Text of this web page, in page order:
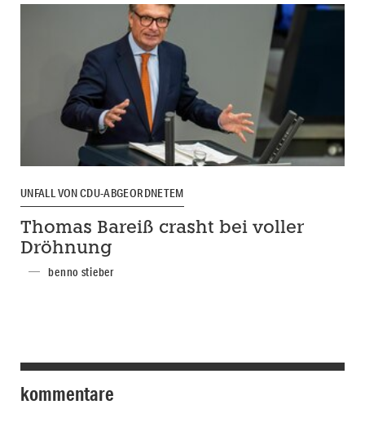
UNFALL VON CDU-ABGEORDNETEM
Thomas Bareiß crasht bei voller
Dröhnung
benno stieber
kommentare